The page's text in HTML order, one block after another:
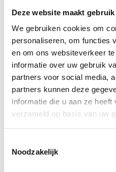
Deze website maakt
We gebruiken cookies om
personaliseren, om functies
en om ons websiteverkeer
informatie over uw gebruik
partners voor social media,
partners kunnen deze
informatie die u aan ze
verzameld op basis van uw
Noodzakelijk